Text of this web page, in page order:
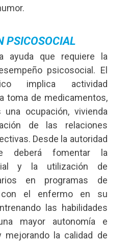
PSICOSOCIAL
ayuda que requiere la
psicosocial. El
implica actividad
toma de medicamentos,
ocupación, vivienda
de las relaciones
Desde la autoridad
deberá fomentar la
y la utilización de
en programas de
con el enfermo en su
las habilidades
mayor autonomía e
mejorando la calidad de